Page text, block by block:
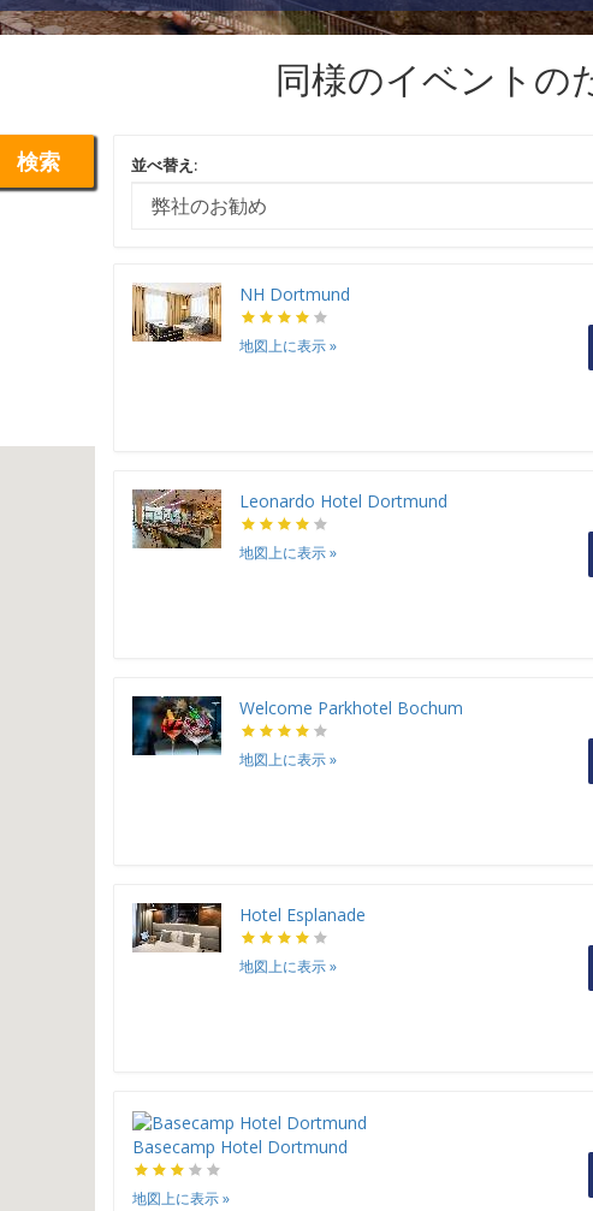
同様のイベントの
検索 並べ替え:
NH Dortmund
地図上に表示»
Leonardo Hotel Dortmund
地図上に表示»
Welcome Parkhotel Bochum
地図上に表示»
Hotel Esplanade
地図上に表示»
Basecamp Hotel Dortmund
地図上に表示»